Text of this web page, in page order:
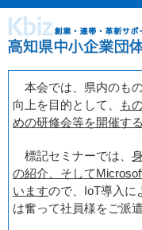
本会では、県内のも
向上を目的として、
も
めの研修会等を開催す
標記セミナーでは、
の紹介、 そして
いますので、IoT導入に
は奮って社員様をご派